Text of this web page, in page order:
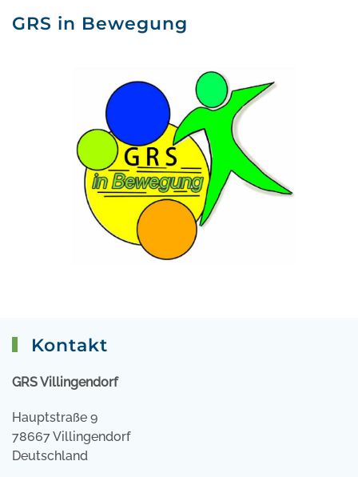
GRS in Bewegung
Kontakt
GRS Villingendorf
Hauptstraße 9
78667 Villingendorf
Deutschland